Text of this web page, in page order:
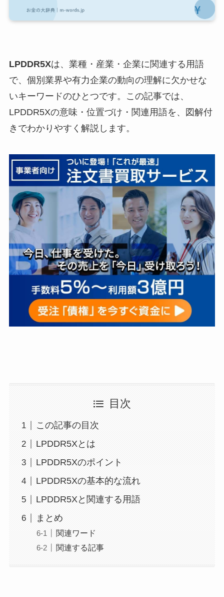
LPDDR5Xは、業種・産業・企業に関連する用語
で、個別業界や有力企業の動向の理解に欠かせな
いキーワードのひとつです。この記事では、
LPDDR5Xの意味・位置づけ・関連用語を、図解付
きでわかりやすく解説します。
目次
この記事の目次
LPDDR5Xとは
LPDDR5Xのポイント
LPDDR5Xの基本的な流れ
LPDDR5Xと関連する用語
まとめ
関連ワード
関連する記事